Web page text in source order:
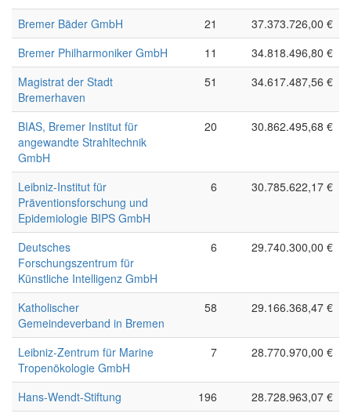
Bremer Bäder GmbH 21
37.373.726,00 €
Bremer Philharmoniker GmbH
11
34.818.496,80 €
Magistrat der Stadt
Bremerhaven
51 34.617.487,56 €
BIAS, Bremer Institut für
angewandte Strahltechnik
GmbH
20 30.862.495,68 €
Leibniz-Institut für
Präventionsforschung und
Epidemiologie BIPS GmbH
6 30.785.622,17 €
Deutsches
Forschungszentrum für
Künstliche Intelligenz GmbH
6 29.740.300,00 €
Katholischer
Gemeindeverband in Bremen
58 29.166.368,47 €
Leibniz-Zentrum für Marine
Tropenökologie GmbH
7 28.770.970,00 €
Hans-Wendt-Stiftung 196
28.728.963,07 €